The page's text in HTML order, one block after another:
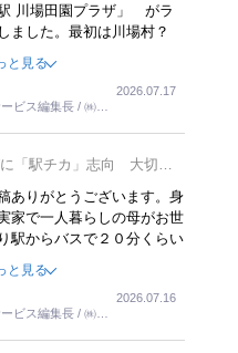
川場田園プラザ」 がラ
ました。最初は川場村？
ビューしたら、興味深い
た。プレゼンも巧みで、今
あります。一つは、従業員
を見学させ、サービス業、
もらっていることです。
プレミアムヨーグルトを
に懸念もあったそうです。
内ナンバーの高級外車が停
け、高級商品でも売れると
の記事を懐かしく読みまし
と見る
ビス編集長 / ㈱ツ
2026.07.17
「駅チカ」志向 大切な
らし
りがとうございます。身
家で一人暮らしの母がお世
駅からバスで２０分くらい
ら近いという理由で、その
、私と妹にとっては、半日
住まい選びは、当人だけで
の足の便も考えない外池な
と見る
ビス編集長 / ㈱ツ
2026.07.16